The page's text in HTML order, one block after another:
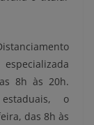
8h às 20h.
o
das 8h às